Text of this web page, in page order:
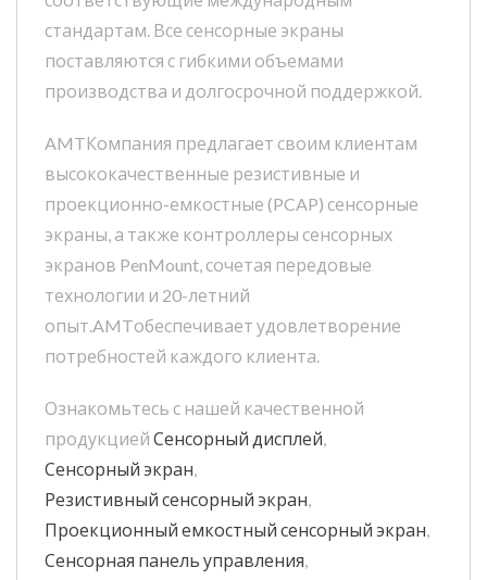
стандартам. Все сенсорные экраны
поставляются с гибкими объемами
производства и долгосрочной поддержкой.
AMTКомпания предлагает своим клиентам
высококачественные резистивные и
проекционно-емкостные (PCAP) сенсорные
экраны, а также контроллеры сенсорных
экранов PenMount, сочетая передовые
технологии и 20-летний
опыт.AMTобеспечивает удовлетворение
потребностей каждого клиента.
Ознакомьтесь с нашей качественной
продукцией Сенсорный дисплей
Сенсорный экран
Резистивный сенсорный экран
Проекционный емкостный сенсорный экран
Сенсорная панель управления